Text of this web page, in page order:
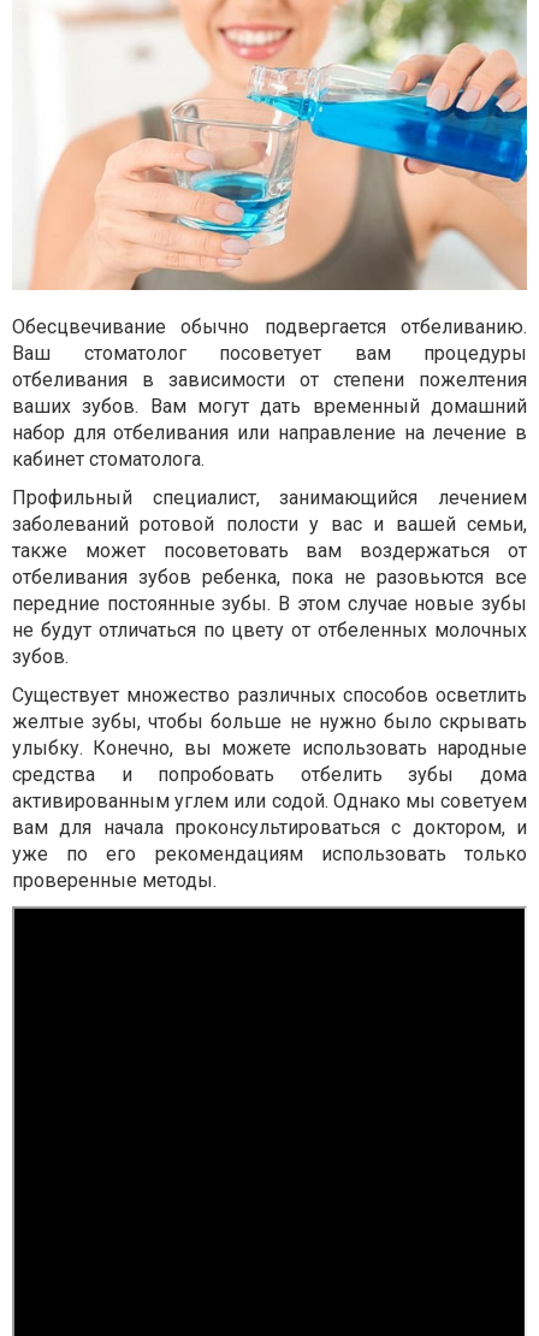
Обесцвечивание обычно подвергается отбеливанию.
Ваш стоматолог посоветует вам процедуры
отбеливания в зависимости от степени пожелтения
ваших зубов. Вам могут дать временный домашний
набор для отбеливания или направление на лечение в
кабинет стоматолога.
Профильный специалист, занимающийся лечением
заболеваний ротовой полости у вас и вашей семьи,
также может посоветовать вам воздержаться от
отбеливания зубов ребенка, пока не разовьются все
передние постоянные зубы. В этом случае новые зубы
не будут отличаться по цвету от отбеленных молочных
зубов.
Существует множество различных способов осветлить
желтые зубы, чтобы больше не нужно было скрывать
улыбку. Конечно, вы можете использовать народные
средства и попробовать отбелить зубы дома
активированным углем или содой. Однако мы советуем
вам для начала проконсультироваться с доктором, и
уже по его рекомендациям использовать только
проверенные методы.